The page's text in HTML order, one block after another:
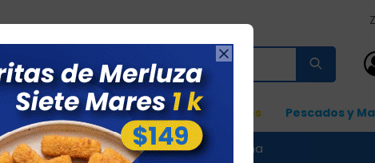

de envío $60 *Puede Variar según su zona
Promociones Nuevos Ingresos Pescados y